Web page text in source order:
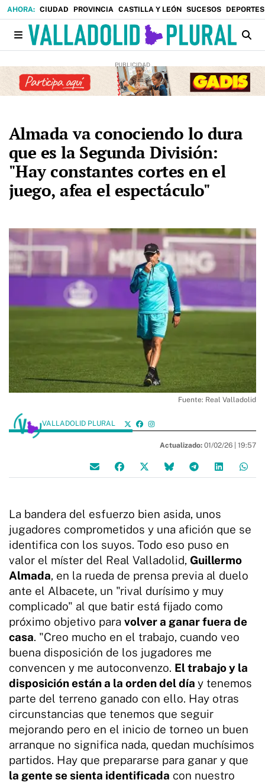
CIUDAD PROVINCIA CASTILLA Y LEÓN SUCESOS DEPORTES
Almada va conociendo lo dura
que es la Segunda División:
"Hay constantes cortes en el
juego, afea el espectáculo"
Fuente: Real Valladolid
VALLADOLID PLURAL
Actualizado: 01/02/26 | 19:57
La bandera del esfuerzo bien asida, unos
jugadores comprometidos y una afición que se
identifica con los suyos. Todo eso puso en
valor el míster del Real Valladolid, Guillermo
Almada, en la rueda de prensa previa al duelo
ante el Albacete, un "rival durísimo y muy
complicado" al que batir está fijado como
próximo objetivo para volver a ganar fuera de
casa. "Creo mucho en el trabajo, cuando veo
buena disposición de los jugadores me
convencen y me autoconvenzo. El trabajo y la
disposición están a la orden del día y tenemos
parte del terreno ganado con ello. Hay otras
circunstancias que tenemos que seguir
mejorando pero en el inicio de torneo un buen
arranque no significa nada, quedan muchísimos
partidos. Hay que prepararse para ganar y que
la gente se sienta identificada con nuestro